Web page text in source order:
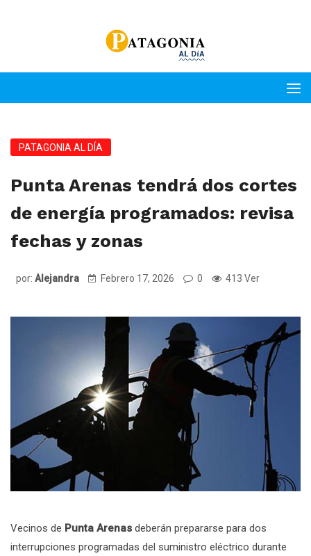
PATAGONIA AL DÍA
Punta Arenas tendrá dos cortes
de energía programados: revisa
fechas y zonas
por: Alejandra Febrero 17, 2026 0 413 Ver
Vecinos de Punta Arenas deberán prepararse para dos
interrupciones programadas del suministro eléctrico durante